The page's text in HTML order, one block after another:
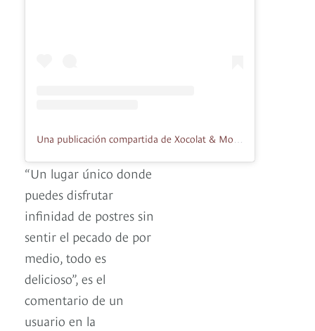
“Un lugar único donde
puedes disfrutar
infinidad de postres sin
sentir el pecado de por
medio, todo es
delicioso”, es el
comentario de un
usuario en la